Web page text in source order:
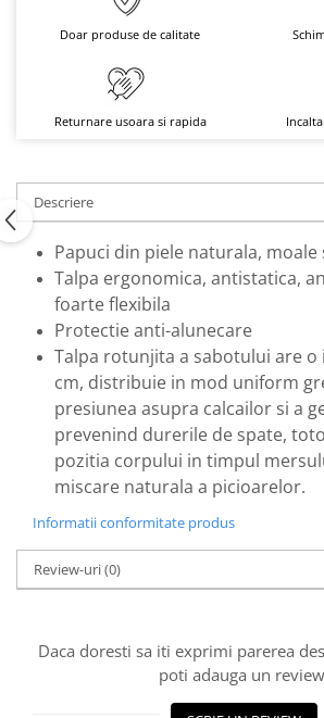
Doar produse de calitate
Returnare usoara si rapida
Descriere
Papuci din piele naturala, moale
Talpa ergonomica, antistatica,
foarte flexibila
Protectie anti-alunecare
Talpa rotunjita a sabotului are o
cm, distribuie in mod uniform
presiunea asupra calcailor si a
prevenind durerile de spate,
pozitia corpului in timpul
miscare naturala a picioarelor.
Informatii conformitate produs
Review-uri(0)
Daca doresti sa iti exprimi parerea
poti adauga un